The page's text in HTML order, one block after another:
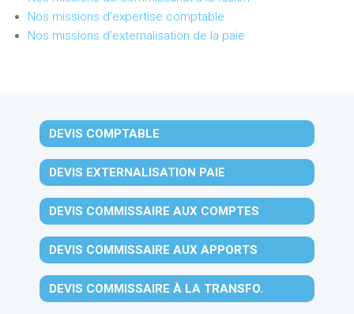
Nos missions d'expertise comptable
Nos missions d'externalisation de la paie
DEVIS COMPTABLE
DEVIS EXTERNALISATION PAIE
DEVIS COMMISSAIRE AUX COMPTES
DEVIS COMMISSAIRE AUX APPORTS
DEVIS COMMISSAIRE À LA TRANSFO.